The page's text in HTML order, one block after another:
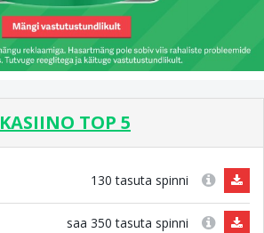
KASIINO TOP 5
130 tasuta spinni
saa 350 tasuta spinni